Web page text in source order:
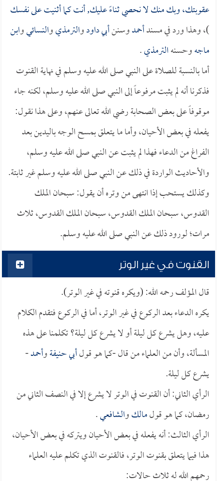
عقوبتك، وبك منك لا نحصي ثناءً عليك, أنت كما أثنيت على نفسك
)، وهذا ورد في مسندأحمدوسننأبي داودوالترمذيوالنسائيوابن
ماجهوحسنهالترمذي.
أما بالنسبة للصلاة على النبي صلى الله عليه وسلم في نهاية القنوت
فذكرنا أنه لم يثبت مرفوعاً إلى النبي صلى الله عليه وسلم، لكنه جاء
موقوفاً على بعض الصحابة رضي الله تعالى عنهم، وعلى هذا نقول:
يفعله في بعض الأحيان، وأما ما يتعلق بمسح الوجه باليدين بعد
الفراغ من الدعاء فهذا لم يثبت عن النبي صلى الله عليه وسلم،
والأحاديث الواردة في ذلك عن النبي صلى الله عليه وسلم غير ثابتة.
وكذلك يستحب إذا انتهى من وتره أن يقول: سبحان الملك
القدوس، سبحان الملك القدوس، سبحان الملك القدوس، ثلاث
مرات؛ لورود ذلك عن النبي صلى الله عليه وسلم.
القنوت في غير الوتر
قال المؤلف رحمه الله: (ويكره قنوته في غير الوتر).
يكره الدعاء بعد الركوع في غير الوتر، أما في الركوع فتقدم الكلام
عليه، وهل يشرع كل ليلة أو لا يشرع كل ليلة؟ تكلمنا على هذه
المسألة، وأن من العلماء من قال -كما هو قولأبي حنيفةوأحمد-
يشرع كل ليلة.
الرأي الثاني: أن القنوت في الوتر لا يشرع إلا في النصف الثاني من
رمضان، كما هو قولمالكوالشافعي.
الرأي الثالث: أنه يفعله في بعض الأحيان ويتركه في بعض الأحيان،
هذا فيما يتعلق بقنوت الوتر، فالقنوت الذي تكلم عليه العلماء
رحمهم الله له ثلاث حالات: